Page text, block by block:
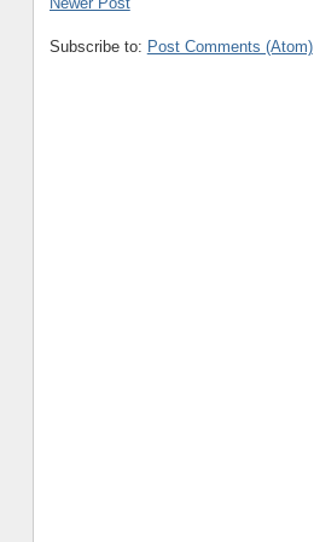
Subscribe to: Post Comments (Atom)